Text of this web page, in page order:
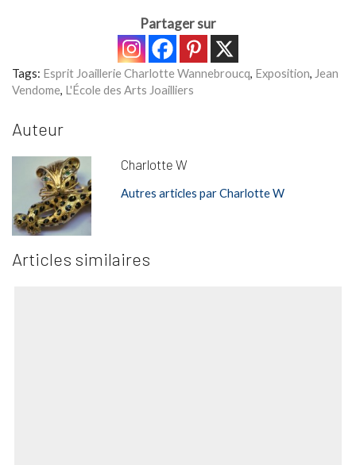
Partager sur
Tags: Esprit Joaillerie Charlotte Wannebroucq, Exposition, Jean
Vendome, L'École des Arts Joailliers
Auteur
Charlotte W
Autres articles par Charlotte W
Articles similaires